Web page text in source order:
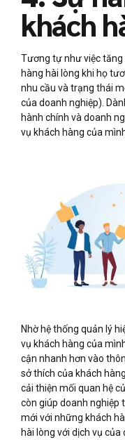
khách
Tương tự như việc tăng
hàng hài lòng khi họ
nhu cầu và trạng thái
của doanh nghiệp).
hành chính và doanh
vụ khách hàng của
Nhờ hệ thống quản lý
vụ khách hàng của
cận nhanh hơn vào
sở thích của khách
cải thiện mối quan hệ
còn giúp doanh nghiệp
mới với những khách
hài lòng với dịch vụ